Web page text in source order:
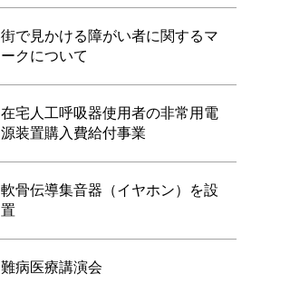
街で見かける障がい者に関するマ
ークについて
在宅人工呼吸器使用者の非常用電
源装置購入費給付事業
軟骨伝導集音器（イヤホン）を設
置
難病医療講演会